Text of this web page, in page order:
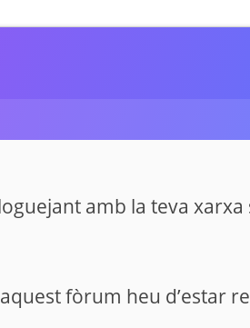
amb la teva xarxa
fòrum heu d’estar